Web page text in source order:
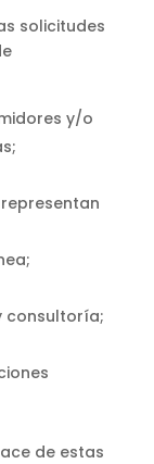
solicitudes
y/o
consultoría;
de estas